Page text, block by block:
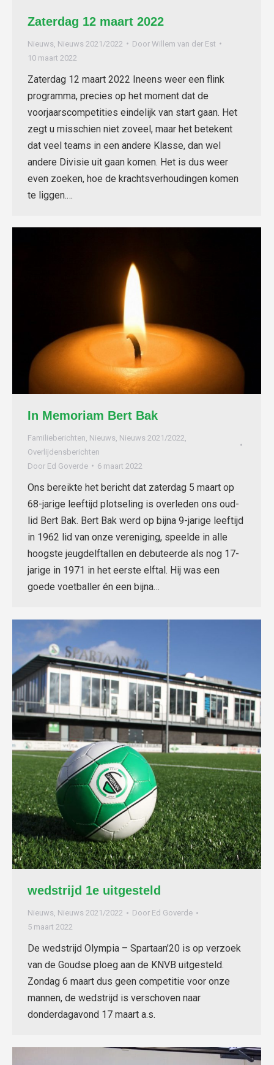
Zaterdag 12 maart 2022
Nieuws Nieuws 2021/2022 Door Willem van der Est
10 maart 2022
Zaterdag 12 maart 2022 Ineens weer een flink
programma, precies op het moment dat de
voorjaarscompetities eindelijk van start gaan. Het
zegt u misschien niet zoveel, maar het betekent
dat veel teams in een andere Klasse, dan wel
andere Divisie uit gaan komen. Het is dus weer
even zoeken, hoe de krachtsverhoudingen komen
te liggen.…
In Memoriam Bert Bak
Familieberichten Nieuws Nieuws 2021/2022
Overlijdensberichten
Door Ed Goverde 6 maart 2022
Ons bereikte het bericht dat zaterdag 5 maart op
68-jarige leeftijd plotseling is overleden ons oud-
lid Bert Bak. Bert Bak werd op bijna 9-jarige leeftijd
in 1962 lid van onze vereniging, speelde in alle
hoogste jeugdelftallen en debuteerde als nog 17-
jarige in 1971 in het eerste elftal. Hij was een
goede voetballer én een bijna…
wedstrijd 1e uitgesteld
Nieuws, Nieuws 2021/2022 Door Ed Goverde
5 maart 2022
De wedstrijd Olympia – Spartaan’20 is op verzoek
van de Goudse ploeg aan de KNVB uitgesteld.
Zondag 6 maart dus geen competitie voor onze
mannen, de wedstrijd is verschoven naar
donderdagavond 17 maart a.s.